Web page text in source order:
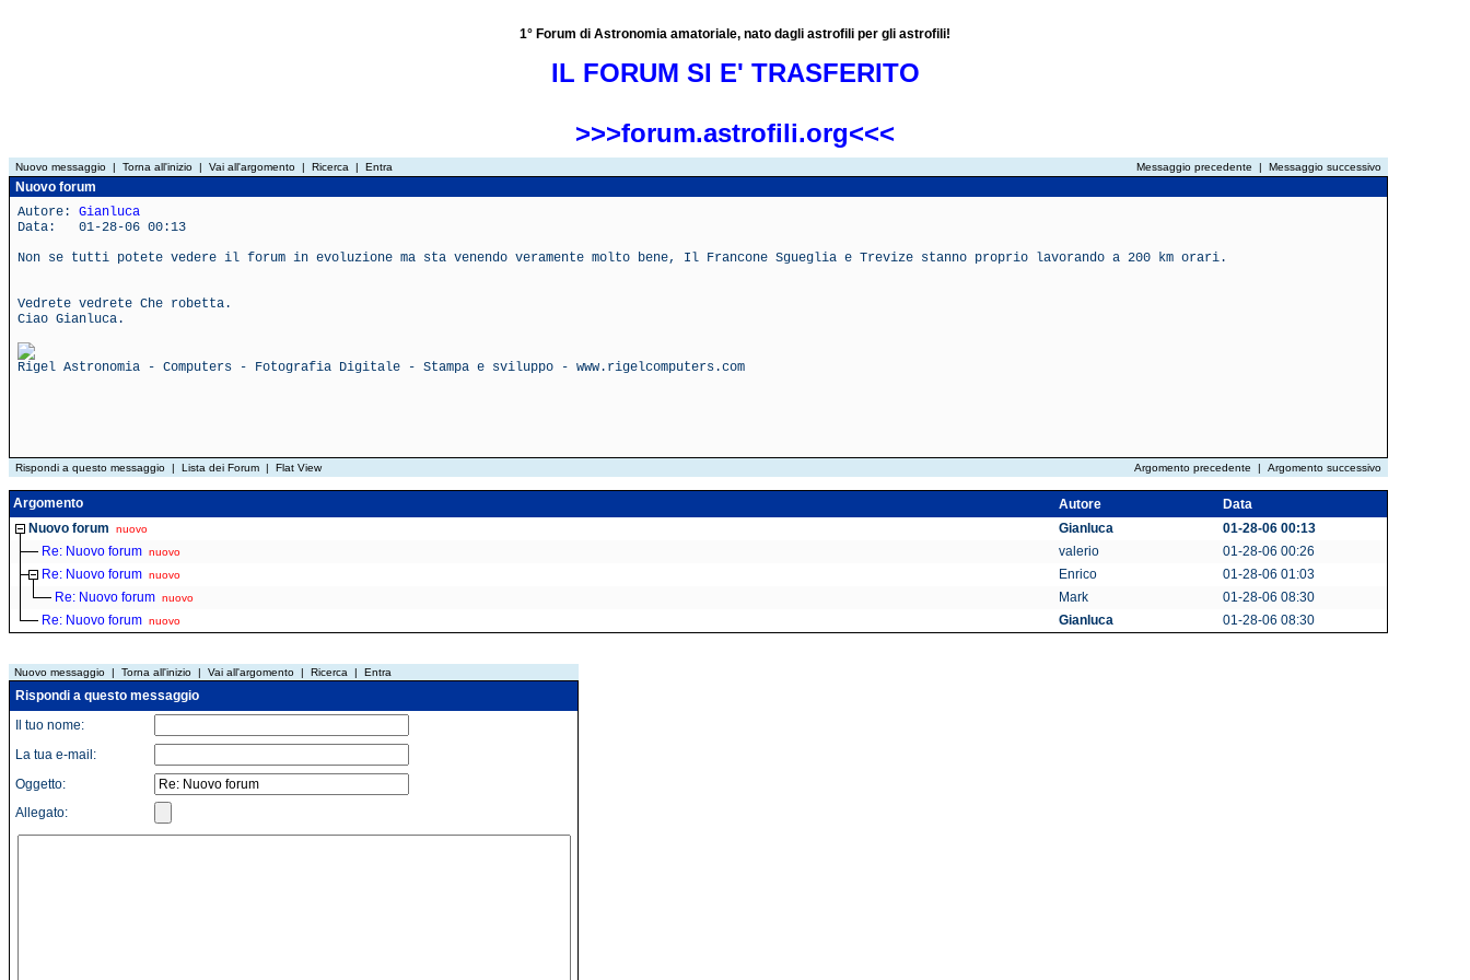
1° Forum di Astronomia amatoriale, nato dagli astrofili per gli astrofili!
IL FORUM SI E' TRASFERITO
>>>forum.astrofili.org<<<
Nuovo messaggio | Torna all'inizio | Vai all'argomento | Ricerca | Entra Messaggio precedente | Messaggio successivo
Nuovo forum
Autore: Gianluca
Data: 01-28-06 00:13
Non se tutti potete vedere il forum in evoluzione ma sta venendo veramente molto bene, Il Francone Sgueglia e Trevize stanno proprio lavorando a 200 km orari.
Vedrete vedrete Che robetta.
Ciao Gianluca.
Rigel Astronomia - Computers - Fotografia Digitale - Stampa e sviluppo - www.rigelcomputers.com
Rispondi a questo messaggio | Lista dei Forum | Flat View Argomento precedente | Argomento successivo
Argomento Autore
Data
Nuovo forum
nuovo Gianluca
01-28-06 00:13
Re: Nuovo forum nuovo valerio
01-28-06 00:26
Re: Nuovo forum nuovo Enrico
01-28-06 01:03
Re: Nuovo forum nuovo Mark
01-28-06 08:30
Re: Nuovo forum nuovo Gianluca 01-28-06 08:30
Nuovo messaggio | Torna all'inizio | Vai all'argomento | Ricerca | Entra
Rispondi a questo messaggio
Il tuo nome:
La tua e-mail:
Oggetto:
Allegato: